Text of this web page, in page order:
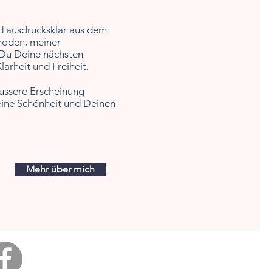
aus dem
meiner
Deine nächsten
und Freiheit.
Erscheinung
Schönheit und Deinen
Mehr über mich